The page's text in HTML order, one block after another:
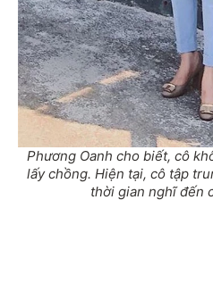
Phương Oanh cho biết, cô
lấy chồng. Hiện tại, cô tập
thời gian nghĩ đến